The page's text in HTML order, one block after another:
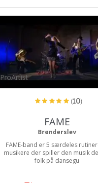
ProArtist
(10)
FAME
Brønderslev
FAME-band er 5 særdeles
musikere der spiller den musik
folk på dansegu